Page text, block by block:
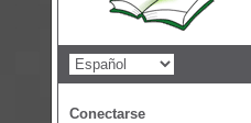
Conectarse